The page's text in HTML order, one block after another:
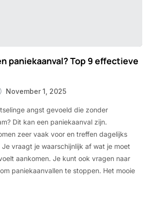
paniekaanval? Top 9 effectieve
November 1, 2025
angst gevoeld die zonder
Dit kan een paniekaanval zijn.
zeer vaak voor en treffen dagelijks
Je vraagt je waarschijnlijk af wat je moet
aankomen. Je kunt ook vragen naar
paniekaanvallen te stoppen. Het mooie